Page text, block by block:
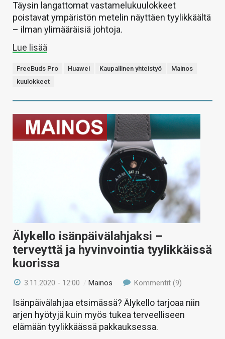
Täysin langattomat vastamelukuulokkeet
poistavat ympäristön metelin näyttäen tyylikkäältä
– ilman ylimääräisiä johtoja.
Lue lisää
FreeBuds Pro Huawei Kaupallinen yhteistyö
Mainos
kuulokkeet
Älykello isänpäivälahjaksi –
terveyttä ja hyvinvointia tyylikkäissä
kuorissa
3.11.2020 - 12:00 / Mainos Kommentit (9)
Isänpäivälahjaa etsimässä? Älykello tarjoaa niin
arjen hyötyjä kuin myös tukea terveelliseen
elämään tyylikkäässä pakkauksessa.